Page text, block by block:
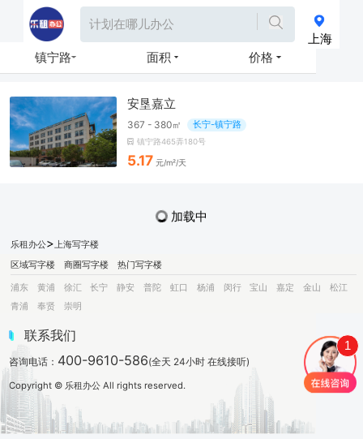
上海
镇宁路
面积 价格
安垦嘉立
367 - 380㎡ 长宁-镇宁路
镇宁路465弄180号
5.17 元/m²/天
加载中
乐租办公> 上海写字楼
区域写字楼
商圈写字楼
热门写字楼
浦东
黄浦 徐汇 长宁 静安 普陀 虹口 杨浦 闵行 宝山 嘉定 金山
松江
青浦
奉贤 崇明
联系我们
咨询电话： 400-9610-586(全天 24小时 在线接听)
Copyright © 乐租办公 All rights reserved.
1